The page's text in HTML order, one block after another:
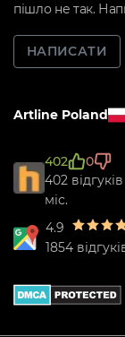
пішло не так.
НАПИСАТИ
Artline Poland
402
0
402
міс.
4.9
1854